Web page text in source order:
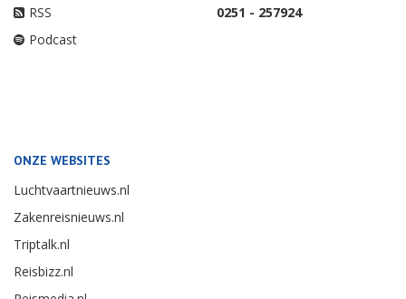
RSS
Podcast
0251 - 257924
ONZE WEBSITES
Luchtvaartnieuws.nl
Zakenreisnieuws.nl
Triptalk.nl
Reisbizz.nl